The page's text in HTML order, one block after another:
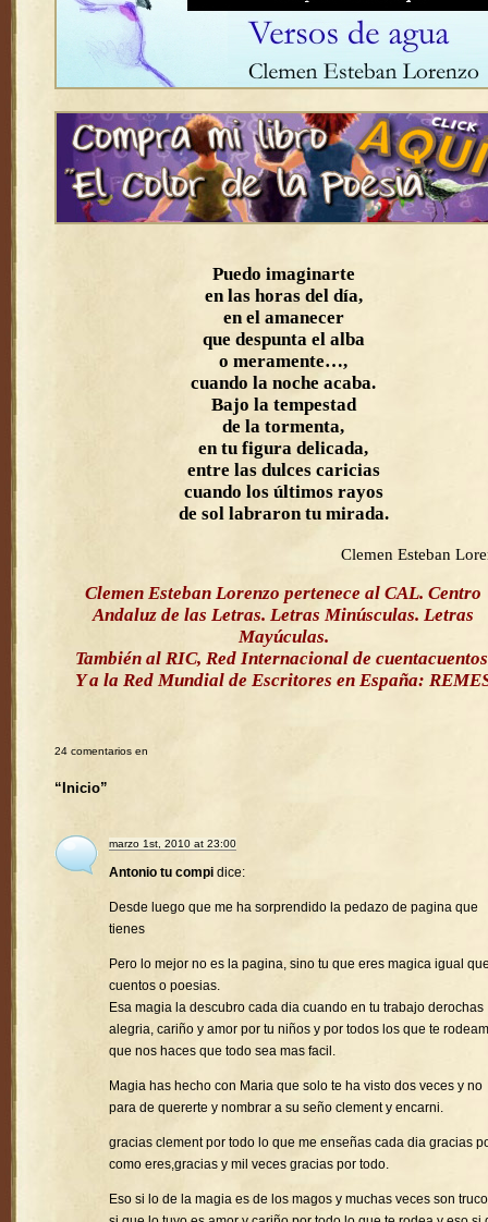
Puedo imaginarte
en las horas del día,
en el amanecer
que despunta el alba
o meramente…,
cuando la noche acaba.
Bajo la tempestad
de la tormenta,
en tu figura delicada,
entre las dulces caricias
cuando los últimos rayos
de sol labraron tu mirada.
Clemen Esteban
Clemen Esteban Lorenzo pertenece al CAL. Centro
Andaluz de las Letras. Letras Minúsculas. Letras
Mayúculas.
También al RIC, Red Internacional de
Y a la Red Mundial de Escritores en España:
24 comentarios en
“Inicio”
marzo 1st, 2010 at 23:00
Antonio tu compi dice:
Desde luego que me ha sorprendido la pedazo de pagina que
tienes
Pero lo mejor no es la pagina, sino tu que eres magica igual
cuentos o poesias.
Esa magia la descubro cada dia cuando en tu trabajo derochas
alegria, cariño y amor por tu niños y por todos los que te
que nos haces que todo sea mas facil.
Magia has hecho con Maria que solo te ha visto dos veces y no
para de quererte y nombrar a su seño clement y encarni.
gracias clement por todo lo que me enseñas cada dia gracias
como eres,gracias y mil veces gracias por todo.
Eso si lo de la magia es de los magos y muchas veces son